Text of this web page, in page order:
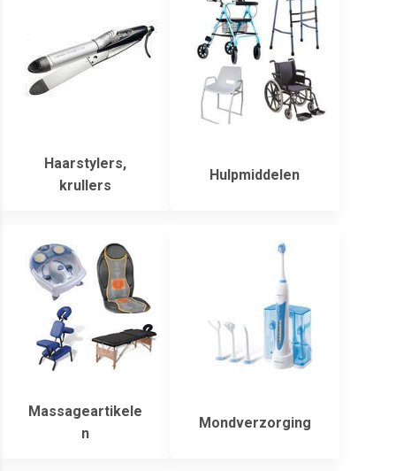
Haarstylers,
krullers
Hulpmiddelen
Massageartikele
n
Mondverzorging